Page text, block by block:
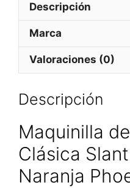
Descripción
Marca
Valoraciones (0)
Descripción
Maquinilla
Clásica
Naranja